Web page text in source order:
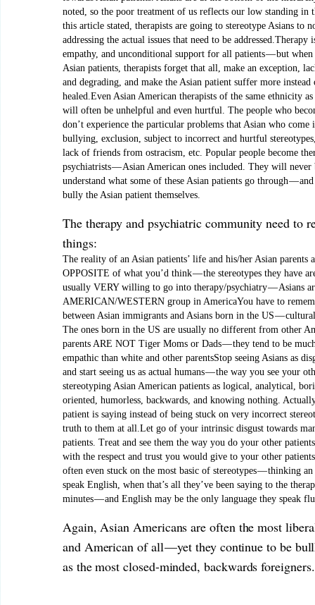
noted, so the poor treatment of us reflects our low standing in
this article stated, therapists are going to stereotype Asians to
addressing the actual issues that need to be
empathy, and unconditional support for all patients — but when
Asian patients, therapists forget that all, make an exception,
and degrading, and make the Asian patient suffer more instead
healed.Even Asian American therapists of the same ethnicity
will often be unhelpful and even hurtful. The people who
don’t experience the particular problems that Asian who come
bullying, exclusion, subject to incorrect and hurtful
lack of friends from ostracism, etc. Popular people become
psychiatrists — Asian American ones included. They will
understand what some of these Asian patients go through —
bully the Asian patient themselves.
The therapy and psychiatric community need to
things:
The reality of an Asian patients’ life and his/her Asian parents
OPPOSITE of what you’d think — the stereotypes they have
usually VERY willing to go into therapy/psychiatry — Asians
AMERICAN/WESTERN group in AmericaYou have to
between Asian immigrants and Asians born in the US —
The ones born in the US are usually no different from other
parents ARE NOT Tiger Moms or Dads — they tend to be
empathic than white and other parentsStop seeing Asians as
and start seeing us as actual humans — the way you see your
stereotyping Asian American patients as logical, analytical,
oriented, humorless, backwards, and knowing nothing.
patient is saying instead of being stuck on very incorrect
truth to them at all.Let go of your intrinsic disgust towards
patients. Treat and see them the way you do your other
with the respect and trust you would give to your other
often even stuck on the most basic of stereotypes — thinking an
speak English, when that’s all they’ve been saying to the
minutes — and English may be the only language they speak
Again, Asian Americans are often the most
and American of all — yet they continue to be
as the most closed-minded, backwards foreigners.